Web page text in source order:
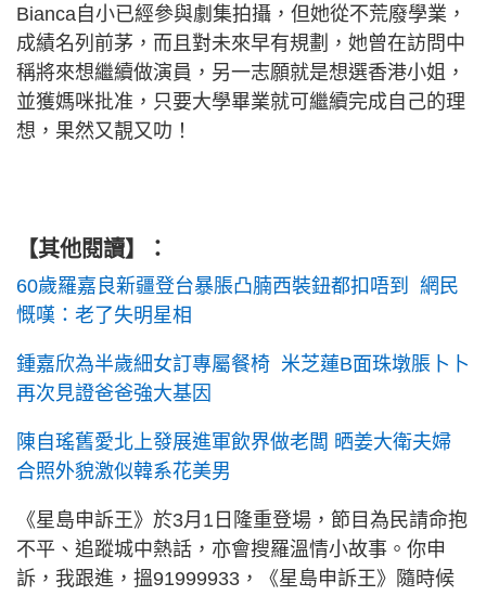
Bianca自小已經參與劇集拍攝，但她從不荒廢學業，
成績名列前茅，而且對未來早有規劃，她曾在訪問中
稱將來想繼續做演員，另一志願就是想選香港小姐，
並獲媽咪批准，只要大學畢業就可繼續完成自己的理
想，果然又靚又叻！
【其他閱讀】 ：
60歲羅嘉良新疆登台暴脹凸腩西裝鈕都扣唔到 網民
慨嘆：老了失明星相
鍾嘉欣為半歲細女訂專屬餐椅 米芝蓮B面珠墩脹卜卜
再次見證爸爸強大基因
陳自瑤舊愛北上發展進軍飲界做老闆 晒姜大衛夫婦
合照外貌激似韓系花美男
《星島申訴王》於3月1日隆重登場，節目為民請命抱
不平、追蹤城中熱話，亦會搜羅溫情小故事。你申
訴，我跟進，搵91999933，《星島申訴王》隨時候